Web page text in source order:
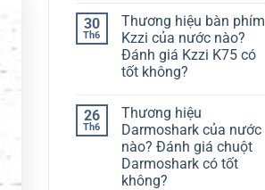
bình
luận
ở
Thương
hiệu
bàn
của
nước
nào?
Đánh
giá
Chilkey
ND75
30
Th6
Thương hiệu bàn phím
Kzzi của nước nào?
Đánh giá Kzzi K75 có
tốt không?
bình
luận
ở
Thương
hiệu
bàn
phím
26
Th6
Thương hiệu
Darmoshark của nước
nào? Đánh giá chuột
Darmoshark có tốt
không?